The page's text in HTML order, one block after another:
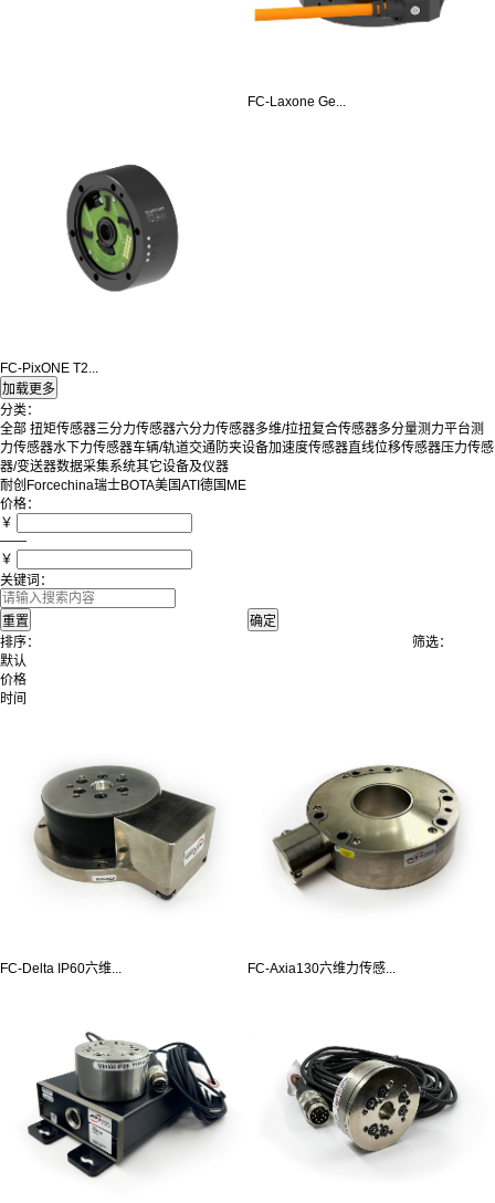
FC-Laxone Ge...
FC-PixONE T2...
分类：
全部 扭矩传感器三分力传感器六分力传感器多维/拉扭复合传感器多分量测力平台测
力传感器水下力传感器车辆/轨道交通防夹设备加速度传感器直线位移传感器压力传感
器/变送器数据采集系统其它设备及仪器
耐创Forcechina瑞士BOTA美国ATI 德国ME
价格：
￥
——
￥
关键词：
排序：
默认
价格
时间
筛选：
FC-Delta IP60六维... FC-Axia130六维力传感...